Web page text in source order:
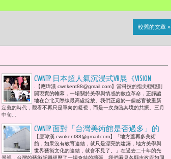
較舊的文章 »
CWNTP 日本超人氣沉浸式VR展《VISION
FESTA》3/14空降台北101 SEVENTEEN、TXT、
ENHYPEN、BOYNEXTDOOR等韓團「零距離」
登場 讓粉絲超近距離偶像美夢成真
.【應瑋漢 cwnkent88@gmail.com】當科技的指尖輕輕劃
開現實的帷幕，一場關於美學與情感的數位革命，正靜謐
地在台北天際線最高處綻放。我們正處於一個感官被重新
定義的時代，觀看不再只是單向的凝視，而是一次身臨其境的共振。三月
中旬...
​CWNTP 面對「台灣美術館是否過多」的
質疑 -- 多並非問題，沒有才是大麻煩。
美術館與畫廊未來成為「地方創生」的
【應瑋漢 cwnkent88@gmail.com】​「地方蓋再多美術
館，如果沒有教育連結，就只是漂亮的建築，地方美學與
世界藝術文化的連結，就會不見了。」在過去二十年的光
景裡，台灣的藝術版圖經歷了一場奇特的擴張。我們看見各縣市政府如同